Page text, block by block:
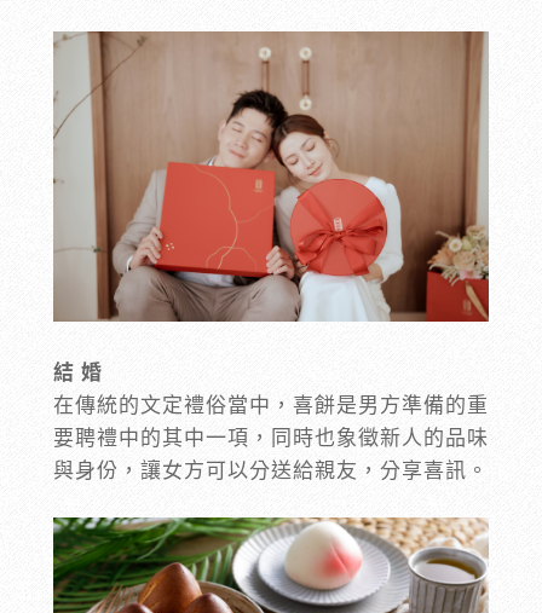
結 婚
在傳統的文定禮俗當中，喜餅是男方準備的重
要聘禮中的其中一項，同時也象徵新人的品味
與身份，讓女方可以分送給親友，分享喜訊。